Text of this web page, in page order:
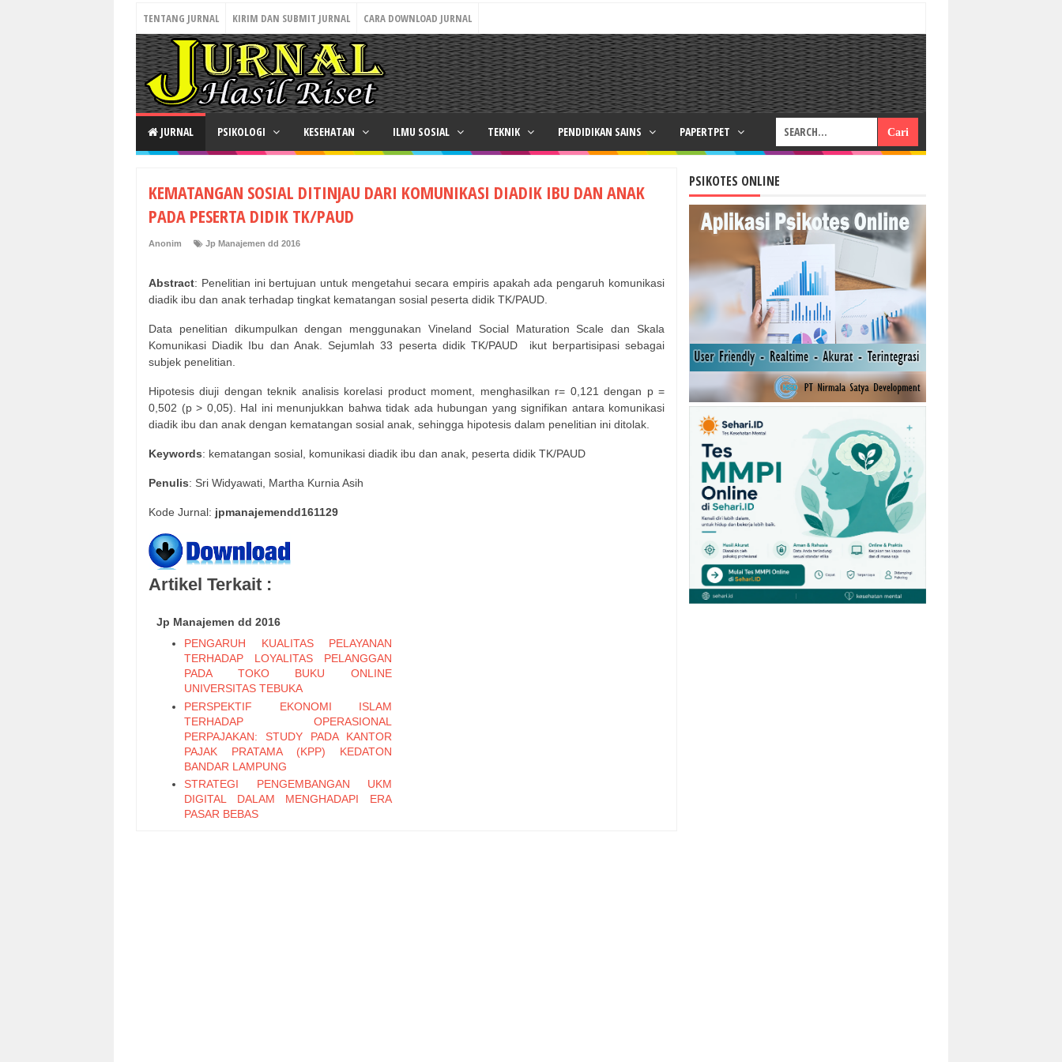
TENTANG JURNAL KIRIM DAN SUBMIT JURNAL CARA DOWNLOAD JURNAL
JURNAL PSIKOLOGI KESEHATAN ILMU SOSIAL TEKNIK PENDIDIKAN SAINS PAPERTPET
KEMATANGAN SOSIAL DITINJAU DARI KOMUNIKASI DIADIK IBU DAN ANAK
PADA PESERTA DIDIK TK/PAUD
Anonim Jp Manajemen dd 2016
Abstract: Penelitian ini bertujuan untuk mengetahui secara empiris apakah ada pengaruh komunikasi
diadik ibu dan anak terhadap tingkat kematangan sosial peserta didik TK/PAUD.
Data penelitian dikumpulkan dengan menggunakan Vineland Social Maturation Scale dan Skala
Komunikasi Diadik Ibu dan Anak. Sejumlah 33 peserta didik TK/PAUD
ikut berpartisipasi sebagai
subjek penelitian.
Hipotesis diuji dengan teknik analisis korelasi product moment, menghasilkan r= 0,121 dengan p =
0,502 (p > 0,05). Hal ini menunjukkan bahwa tidak ada hubungan yang signifikan antara komunikasi
diadik ibu dan anak dengan kematangan sosial anak, sehingga hipotesis dalam penelitian ini ditolak.
Keywords: kematangan sosial, komunikasi diadik ibu dan anak, peserta didik TK/PAUD
Penulis: Sri Widyawati, Martha Kurnia Asih
Kode Jurnal: jpmanajemendd161129
Artikel Terkait :
Jp Manajemen dd 2016
PENGARUH KUALITAS PELAYANAN
TERHADAP LOYALITAS PELANGGAN
PADA TOKO BUKU ONLINE
UNIVERSITAS TEBUKA
PERSPEKTIF EKONOMI ISLAM
TERHADAP OPERASIONAL
PERPAJAKAN: STUDY PADA KANTOR
PAJAK PRATAMA (KPP) KEDATON
BANDAR LAMPUNG
STRATEGI PENGEMBANGAN UKM
DIGITAL DALAM MENGHADAPI ERA
PASAR BEBAS
PSIKOTES ONLINE